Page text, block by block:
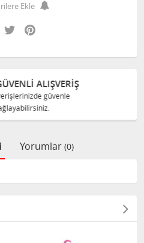
Ekle
Facebook
Twitter
%100 ORJINAL
Tüm ürünlerimiz ilgili
Yorumlar (0)